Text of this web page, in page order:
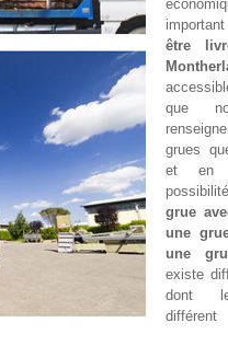
être
que
grues
et en
grue
une
une
existe
dont